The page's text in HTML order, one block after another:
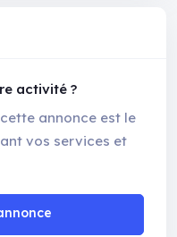
activité ?
annonce est le
vos services et